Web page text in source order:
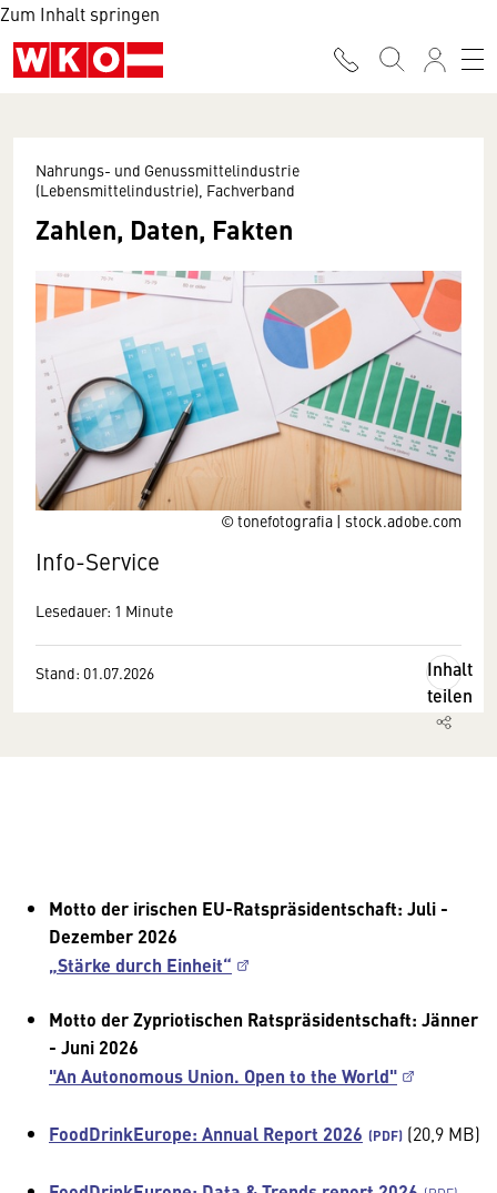
Zum Inhalt springen
© tonefotografia | stock.adobe.com
Nahrungs- und Genussmittelindustrie
(Lebensmittelindustrie), Fachverband
Zahlen, Daten, Fakten
Info-Service
Lesedauer: 1 Minute
Stand: 01.07.2026
Inhalt
teilen
Motto der irischen EU-Ratspräsidentschaft: Juli -
Dezember 2026
„Stärke durch Einheit“
Motto der Zypriotischen Ratspräsidentschaft: Jänner
- Juni 2026
"An Autonomous Union. Open to the World"
FoodDrinkEurope: Annual Report 2026 (20,9 MB)